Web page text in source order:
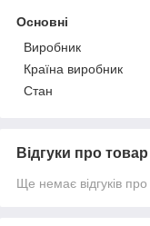
Основні
Виробник
Країна виробник
Стан
Відгуки про товар
Ще немає відгуків